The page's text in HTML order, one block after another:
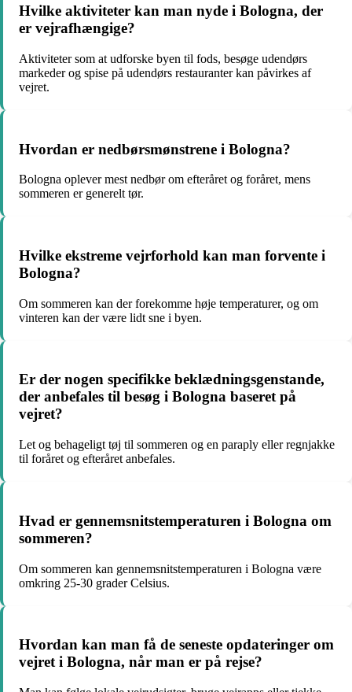
Hvilke aktiviteter kan man nyde i Bologna, der
er vejrafhængige?
Aktiviteter som at udforske byen til fods, besøge udendørs
markeder og spise på udendørs restauranter kan påvirkes af
vejret.
Hvordan er nedbørsmønstrene i Bologna?
Bologna oplever mest nedbør om efteråret og foråret, mens
sommeren er generelt tør.
Hvilke ekstreme vejrforhold kan man forvente i
Bologna?
Om sommeren kan der forekomme høje temperaturer, og om
vinteren kan der være lidt sne i byen.
Er der nogen specifikke beklædningsgenstande,
der anbefales til besøg i Bologna baseret på
vejret?
Let og behageligt tøj til sommeren og en paraply eller regnjakke
til foråret og efteråret anbefales.
Hvad er gennemsnitstemperaturen i Bologna om
sommeren?
Om sommeren kan gennemsnitstemperaturen i Bologna være
omkring 25-30 grader Celsius.
Hvordan kan man få de seneste opdateringer om
vejret i Bologna, når man er på rejse?